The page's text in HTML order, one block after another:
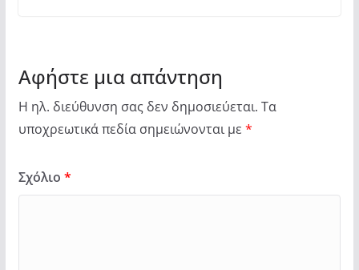
Αφήστε μια απάντηση
Η ηλ. διεύθυνση σας δεν δημοσιεύεται. Τα
υποχρεωτικά πεδία σημειώνονται με *
Σχόλιο *